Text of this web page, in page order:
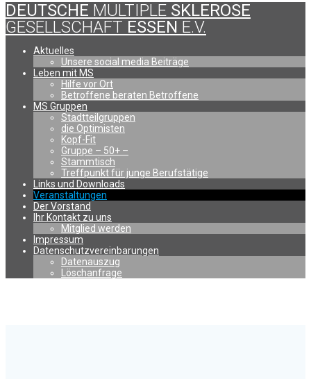
DEUTSCHE MULTIPLE SKLEROSE
GESELLSCHAFT ESSEN E.V.
Aktuelles
Unsere social media Beiträge
Leben mit MS
Hilfe vor Ort
Betroffene beraten Betroffene
MS Gruppen
Stadtteilgruppen
die Optimisten
Kopf-Fit
Gruppe – 50+ –
Stammtisch
Treffpunkt für junge Berufstätige
Links und Downloads
Veranstaltungen
Der Vorstand
Ihr Kontakt zu uns
Mitglied werden
Impressum
Datenschutzvereinbarungen
Datenauszug
Löschanfrage